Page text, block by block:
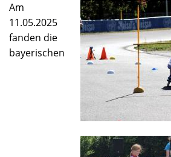
Henfenfeld
Am
11.05.2025
fanden die
bayerischen